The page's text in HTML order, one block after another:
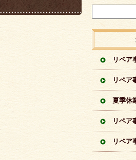
夏季休